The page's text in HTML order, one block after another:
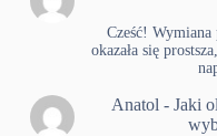
Cześć!
okazała się
Anatol - Jaki